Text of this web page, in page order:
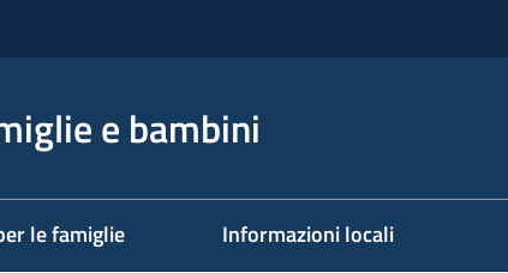
e bambini
le famiglie Informazioni locali